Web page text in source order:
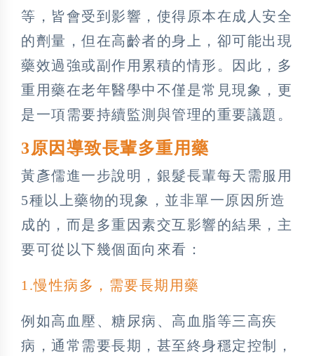
等，皆會受到影響，使得原本在成人安全
的劑量，但在高齡者的身上，卻可能出現
藥效過強或副作用累積的情形。因此，多
重用藥在老年醫學中不僅是常見現象，更
是一項需要持續監測與管理的重要議題。
3原因導致長輩多重用藥
黃彥儒進一步說明，銀髮長輩每天需服用
5種以上藥物的現象，並非單一原因所造
成的，而是多重因素交互影響的結果，主
要可從以下幾個面向來看：
1️.慢性病多，需要長期用藥
例如高血壓、糖尿病、高血脂等三高疾
病，通常需要長期，甚至終身穩定控制，